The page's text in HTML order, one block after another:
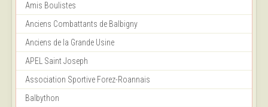
Amis Boulistes
Anciens Combattants de Balbigny
Anciens de la Grande Usine
APEL Saint Joseph
Association Sportive Forez-Roannais
Balbython